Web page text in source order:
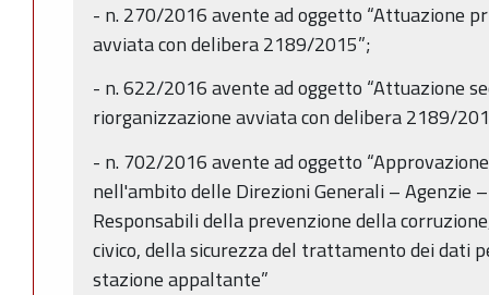
- n. 270/2016 avente ad oggetto “Attuazione
avviata con delibera 2189/2015”;
- n. 622/2016 avente ad oggetto “Attuazione
riorganizzazione avviata con delibera 2189/
- n. 702/2016 avente ad oggetto
nell'ambito delle Direzioni Generali – Agenzie
Responsabili della prevenzione della
civico, della sicurezza del trattamento dei dati
stazione appaltante”